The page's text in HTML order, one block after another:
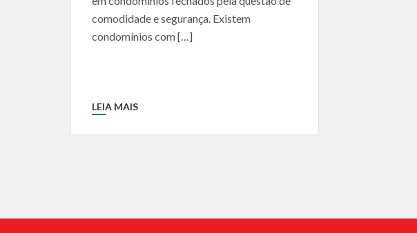
comodidade e segurança. Existem
condomínios com […]
LEIA MAIS